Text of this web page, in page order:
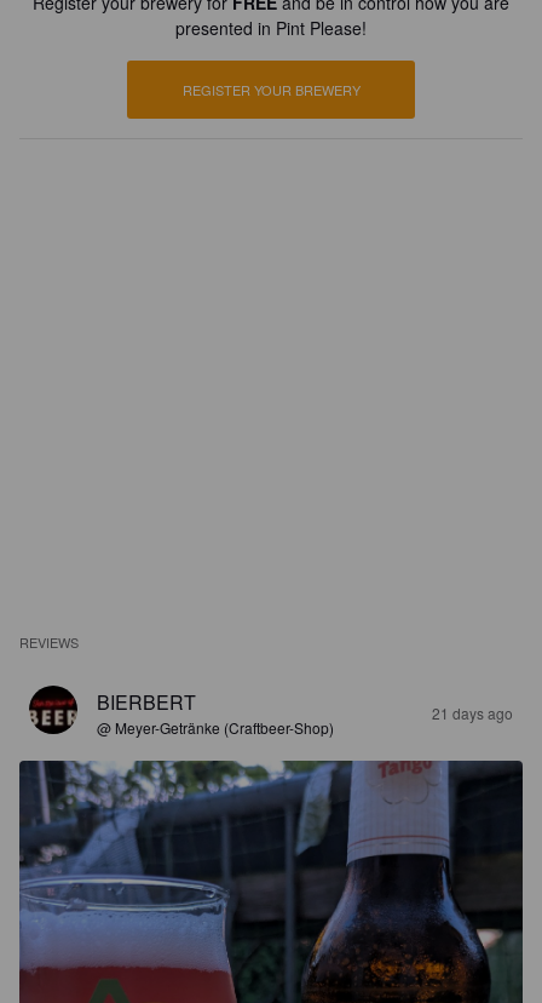
presented in Pint Please!
REGISTER YOUR BREWERY
REVIEWS
BIERBERT
@ Meyer-Getränke (Craftbeer-Shop)
21 days ago